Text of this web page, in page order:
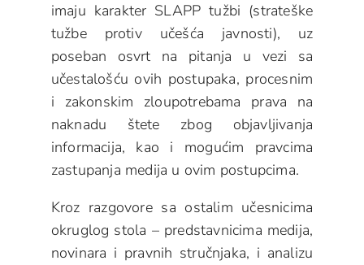
imaju karakter SLAPP tužbi (strateške
tužbe protiv učešća javnosti), uz
poseban osvrt na pitanja u vezi sa
učestalošću ovih postupaka, procesnim
i zakonskim zloupotrebama prava na
naknadu štete zbog objavljivanja
informacija, kao i mogućim pravcima
zastupanja medija u ovim postupcima.
Kroz razgovore sa ostalim učesnicima
okruglog stola – predstavnicima medija,
novinara i pravnih stručnjaka, i analizu